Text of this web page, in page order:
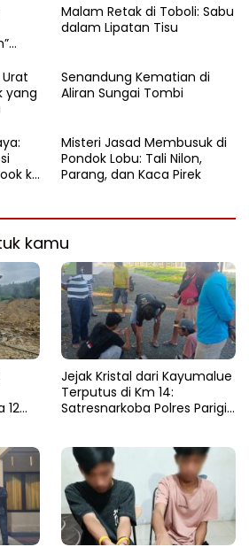
Pengedar Sabu 4,79 Gram
Malam Retak di Toboli: Sabu
dalam Lipatan Tisu
yang
Senandung Kematian di
Aliran Sungai Tombi
ke
Misteri Jasad Membusuk di
Pondok Lobu: Tali Nilon,
Parang, dan Kaca Pirek
kamu
12
Jejak Kristal dari Kayumalue
Terputus di Km 14:
Satresnarkoba Polres Parigi